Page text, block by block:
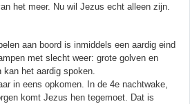
het meer. Nu wil Jezus echt alleen zijn.
aan boord is inmiddels een aardig eind
met slecht weer: grote golven en
het aardig spoken.
in eens opkomen. In de 4e nachtwake,
komt Jezus hen tegemoet. Dat is